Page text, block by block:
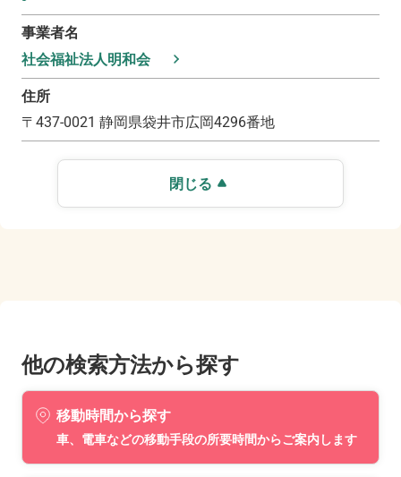
事業者名
社会福祉法人明和会
住所
〒 437-0021 静岡県袋井市広岡4296番地
閉じる
他の検索方法から探す
移動時間から探す
車、電車などの移動手段の所要時間からご案内します